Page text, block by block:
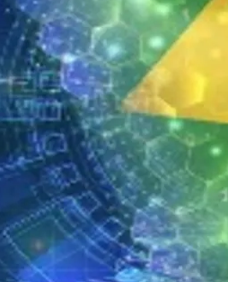
OsascoCarapicuíbaJandiraItapevi
Novo